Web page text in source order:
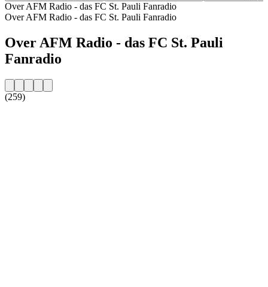
Over AFM Radio - das FC St. Pauli Fanradio
Over AFM Radio - das FC St. Pauli Fanradio
Over AFM Radio - das FC St. Pauli
Fanradio
(259)